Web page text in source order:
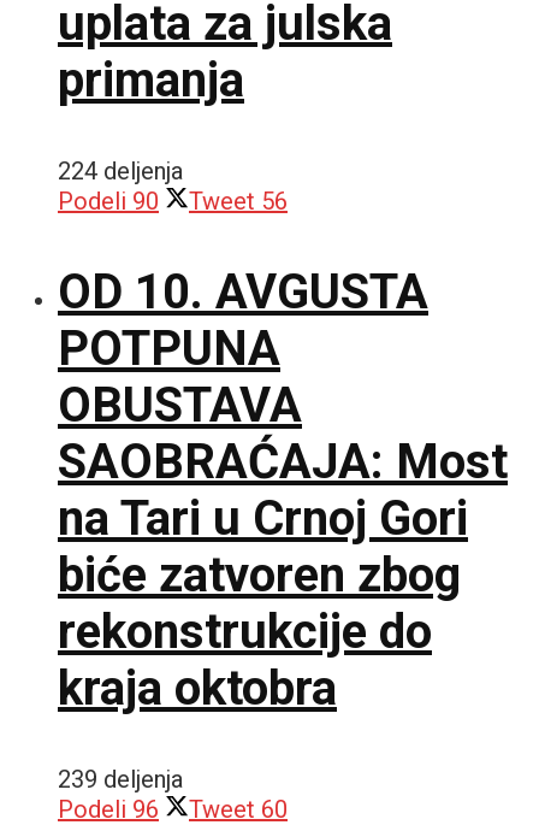
uplata za julska
primanja
224 deljenja
Podeli 90 Tweet 56
OD 10. AVGUSTA
POTPUNA
OBUSTAVA
SAOBRAĆAJA: Most
na Tari u Crnoj Gori
biće zatvoren zbog
rekonstrukcije do
kraja oktobra
239 deljenja
Podeli 96 Tweet 60